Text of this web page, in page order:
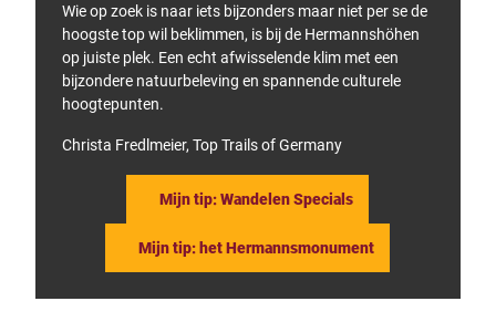
Wie op zoek is naar iets bijzonders maar niet per se de
hoogste top wil beklimmen, is bij de Hermannshöhen
op juiste plek. Een echt afwisselende klim met een
bijzondere natuurbeleving en spannende culturele
hoogtepunten.
Christa Fredlmeier, Top Trails of Germany
Mijn tip: Wandelen Specials
Mijn tip: het Hermannsmonument